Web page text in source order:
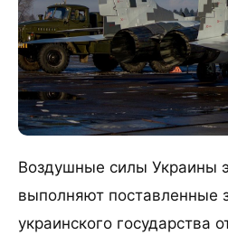
Воздушные силы Украины
выполняют поставленные
украинского государства